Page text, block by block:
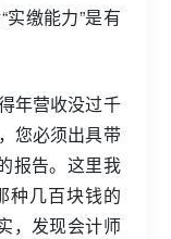
实缴能力”是有
年营收没过千
您必须出具带
报告。这里我
种几百块钱的
，发现会计师